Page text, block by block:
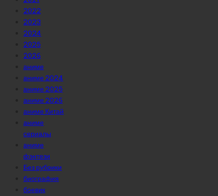
2022
2023
2024
2025
2026
аниме
аниме 2024
аниме 2025
аниме 2026
аниме Китай
аниме
сериалы
аниме
фэнтези
Без рубрики
биография
боевик